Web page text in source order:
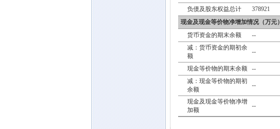
负债及股东权益总计
378921
现金及现金等价物净增加情况（万元）
货币资金的期末余额
--
减：货币资金的期初余
额
--
现金等价物的期末余额 --
减：现金等价物的期初
余额
--
现金及现金等价物净增
加额
--